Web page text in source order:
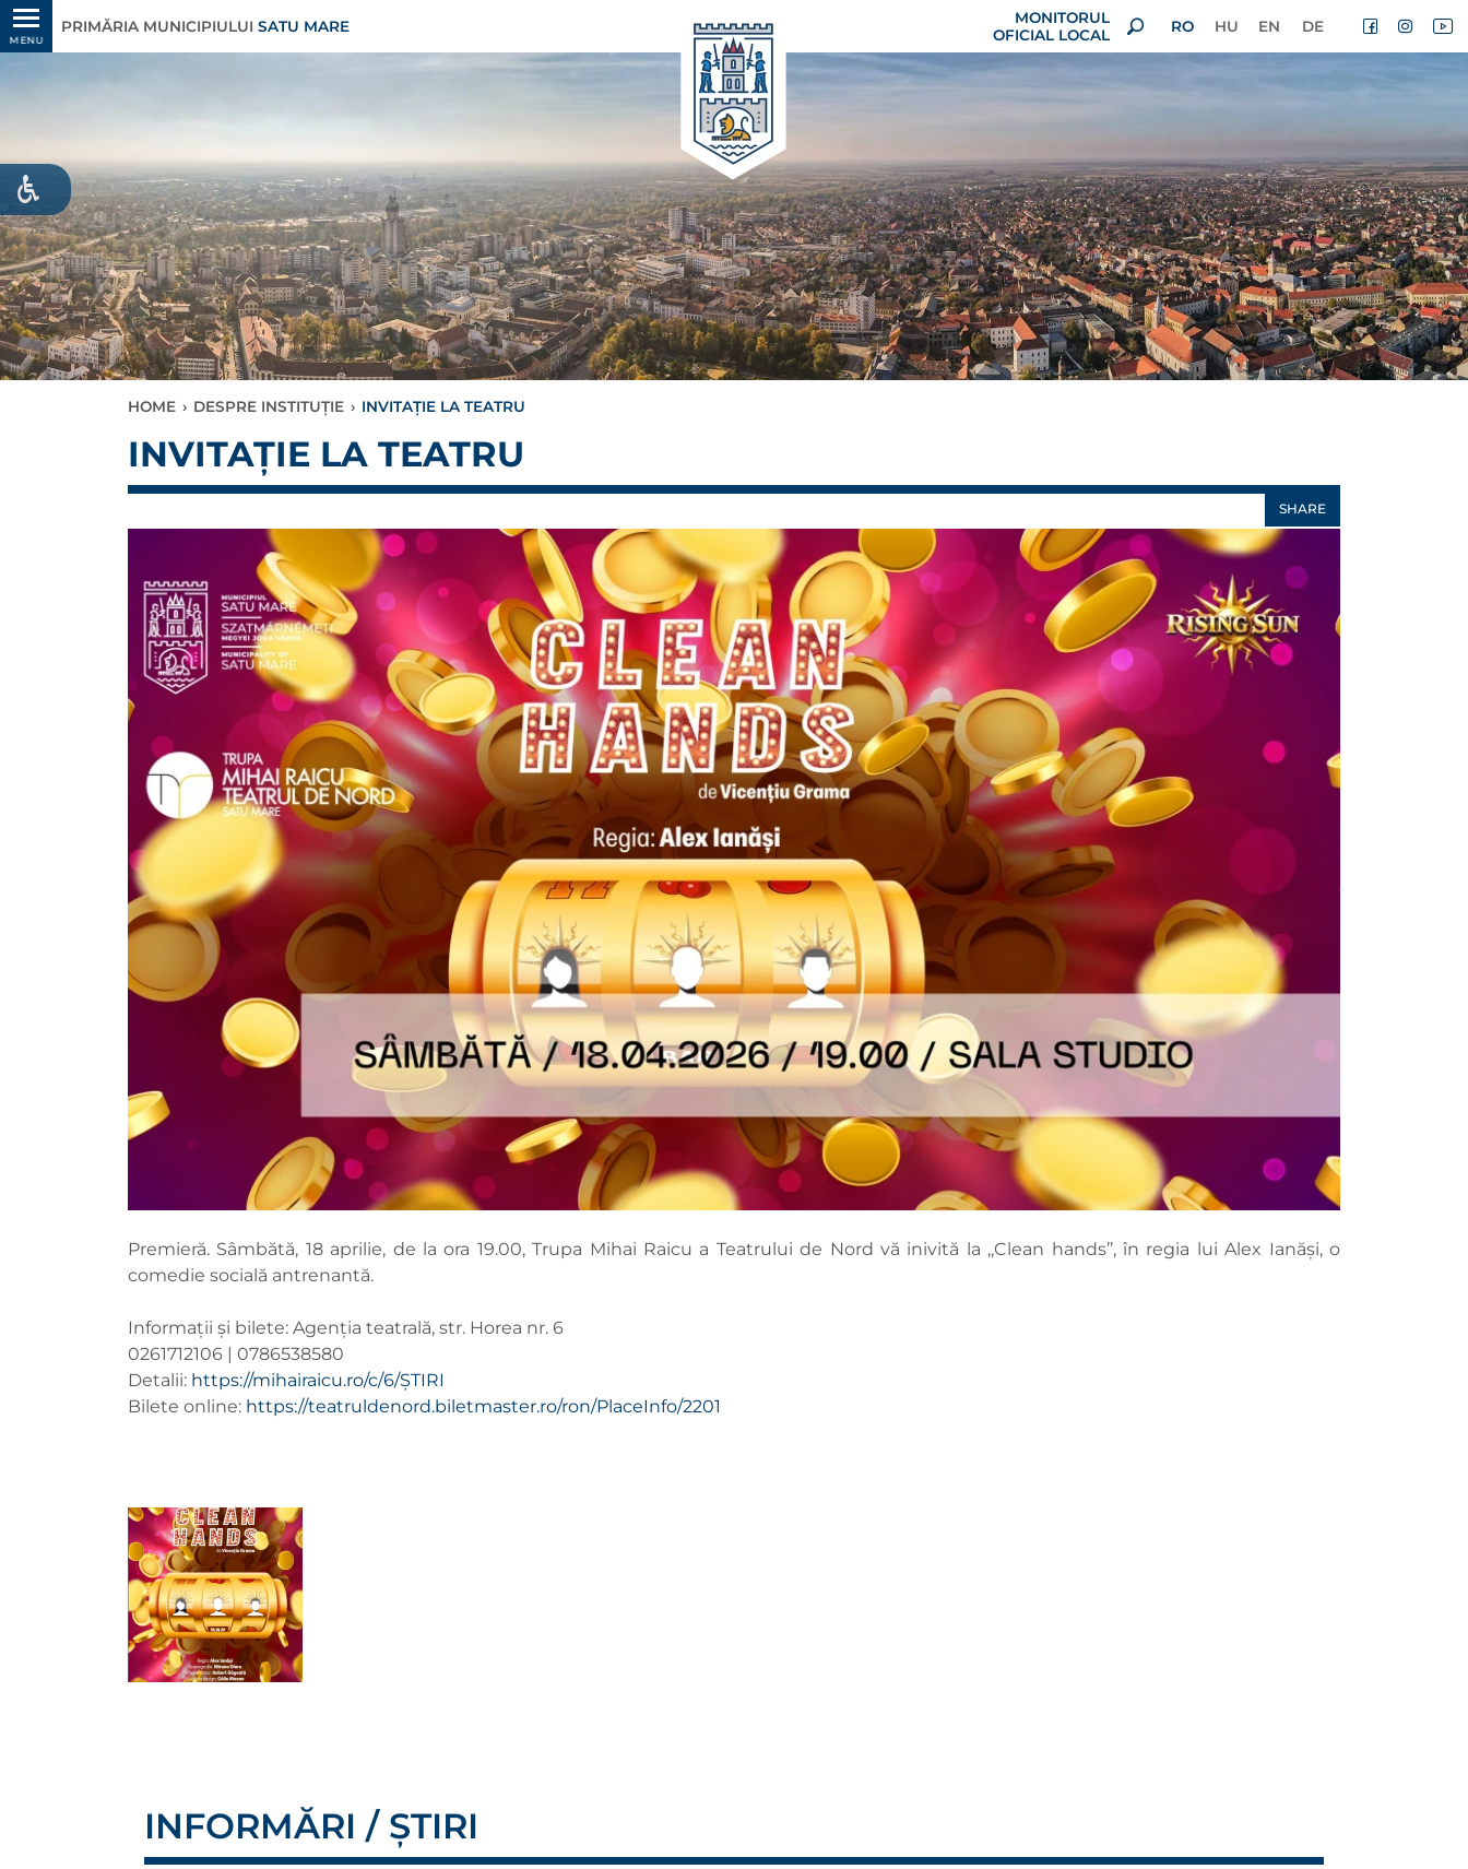
MENU
PRIMĂRIA MUNICIPIULUI SATU MARE
MONITORUL
OFICIAL LOCAL
RO HU EN DE
HOME › DESPRE INSTITUȚIE › INVITAȚIE LA TEATRU
INVITAȚIE LA TEATRU
SHARE
Premieră. Sâmbătă, 18 aprilie, de la ora 19.00, Trupa Mihai Raicu a Teatrului de Nord vă inivită la ,,Clean hands’’, în regia lui Alex Ianăși, o
comedie socială antrenantă.
Informații și bilete: Agenția teatrală, str. Horea nr. 6
0261712106 | 0786538580
Detalii: https://mihairaicu.ro/c/6/ȘTIRI
Bilete online: https://teatruldenord.biletmaster.ro/ron/PlaceInfo/2201
INFORMĂRI / ȘTIRI